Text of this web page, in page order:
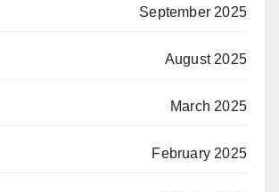
September 2025
August 2025
March 2025
February 2025